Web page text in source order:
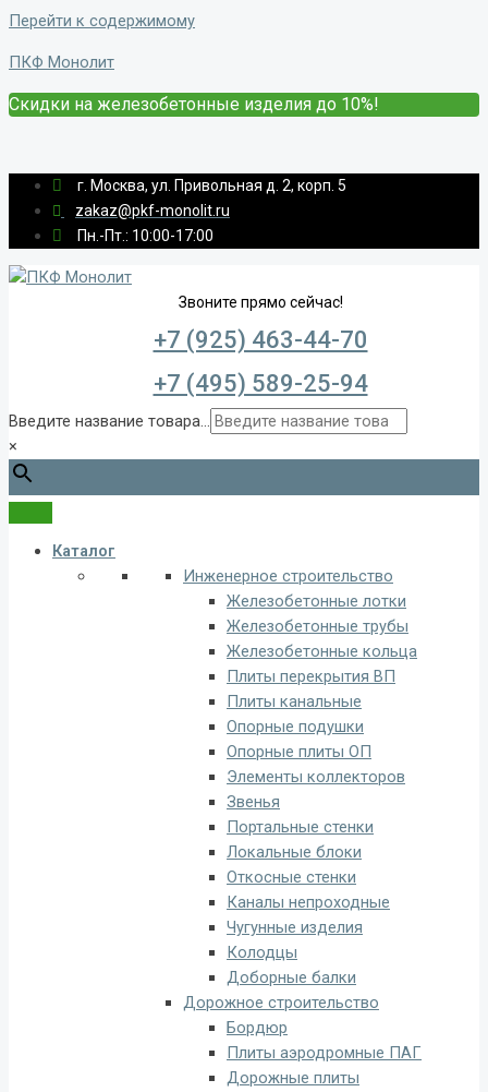
Перейти к содержимому
ПКФ Монолит
Скидки на железобетонные изделия до 10%!
г. Москва, ул. Привольная д. 2, корп. 5
zakaz@pkf-monolit.ru
Пн.-Пт.: 10:00-17:00
Звоните прямо сейчас!
+7 (925) 463-44-70
+7 (495) 589-25-94
Введите название товара...
×
Каталог
Инженерное строительство
Железобетонные лотки
Железобетонные трубы
Железобетонные кольца
Плиты перекрытия ВП
Плиты канальные
Опорные подушки
Опорные плиты ОП
Элементы коллекторов
Звенья
Портальные стенки
Локальные блоки
Откосные стенки
Каналы непроходные
Чугунные изделия
Колодцы
Доборные балки
Дорожное строительство
Бордюр
Плиты аэродромные ПАГ
Дорожные плиты